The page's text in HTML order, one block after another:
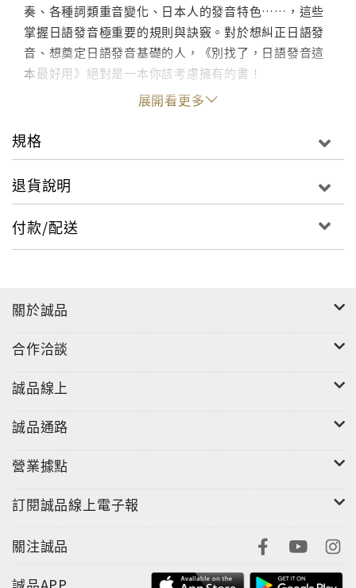
奏、各種詞類重音變化、日本人的發音特色……，這些
掌握日語發音極重要的規則與訣竅。對於想糾正日語發
音、想奠定日語發音基礎的人，《別找了，日語發音這
本最好用》絕對是一本你該考慮擁有的書！
展開看更多
規格
退貨說明
付款/配送
關於誠品
合作洽談
誠品線上
誠品通路
營業據點
訂閱誠品線上電子報
關注誠品